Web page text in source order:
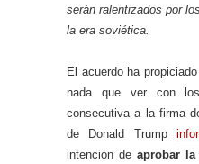
serán ralentizados por
la era soviética.
El acuerdo ha
nada que ver con
consecutiva a la firma
de Donald Trump
intención de aprobar